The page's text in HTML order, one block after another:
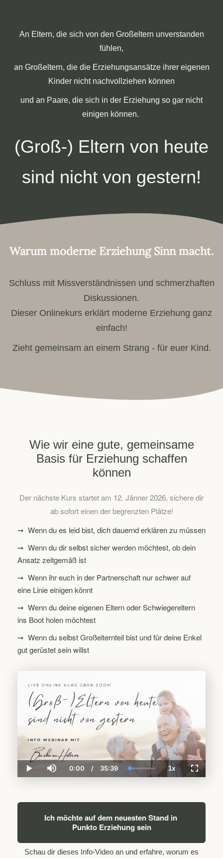
An Eltern, die sich von den Großeltern unverstanden
fühlen,
an Großeltern, die die Erziehungsansätze ihrer eigenen
Kinder nicht nachvollziehen können
und an Paare, die sich in der Erziehung so gar nicht
einigen können.
(Groß-) Eltern von heute
sind nicht von gestern!
Warum moderne Erziehung Sinn macht.
Schluss mit Missverständnissen und schmerzhaften
Diskussionen.
Dieser Onlinekurs erklärt moderne Erziehung ganz
einfach!
Zieht gemeinsam an einem Strang - für euer Kind.
Wie wir eine gute, gemeinsame
Basis für Erziehung schaffen
können
Der nächste Kurs startet am 12. Jänner 2026, sichere dir
ab sofort einen der begrenzten Plätze!
➙ Wenn du es leid bist, dich dauernd erklären zu müssen
➙ Wenn du dir selbst sicher werden möchtest, ob dein
Ansatz zeitgemäß ist
➙ Wenn ihr euch in der Partnerschaft nur schwer auf
eine Linie einigen könnt
➙ Wenn du deine eigenen Eltern oder Schwiegereltern
ins Boot holen möchtest
➙ Wenn du selbst Großelternteil bist und für deine Enkel
gut gerüstet sein willst
Play Mute
Current
Time
0:00 / Duration
35:39 Loaded:
0.00%
1xPlayback
Rate
Ich möchte auf dem neuesten Stand in
Punkto Erziehung sein
Schau dir dieses Info-Video an und erfahre, worum es